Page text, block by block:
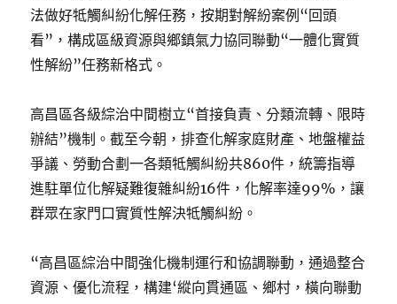
法做好牴觸糾紛化解任務，按期對解紛案例“回頭
看”，構成區級資源與鄉鎮氣力協同聯動“一體化實質
性解紛”任務新格式。
高昌區各級綜治中間樹立“首接負責、分類流轉、限時
辦結”機制。截至今朝，排查化解家庭財產、地盤權益
爭議、勞動合劃一各類牴觸糾紛共860件，統籌指導
進駐單位化解疑難復雜糾紛16件，化解率達99%，讓
群眾在家門口實質性解決牴觸糾紛。
“高昌區綜治中間強化機制運行和協調聯動，通過整合
資源、優化流程，構建‘縱向貫通區、鄉村，橫向聯動